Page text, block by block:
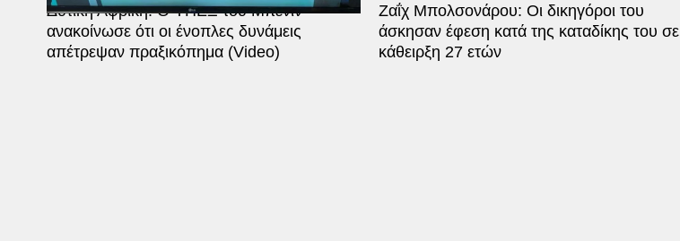
Δυτική Αφρική: Ο ΥΠΕΞ του Μπενίν
ανακοίνωσε ότι οι ένοπλες δυνάμεις
απέτρεψαν πραξικόπημα (Video)
Ζαΐχ Μπολσονάρου: Οι δικηγόροι του
άσκησαν έφεση κατά της καταδίκης του σε
κάθειρξη 27 ετών